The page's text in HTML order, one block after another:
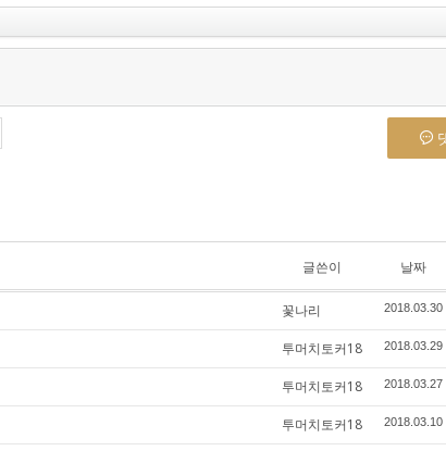
글쓴이 날짜
꽃나리 2018.03.30
투머치토커18 2018.03.29
투머치토커18 2018.03.27
투머치토커18 2018.03.10